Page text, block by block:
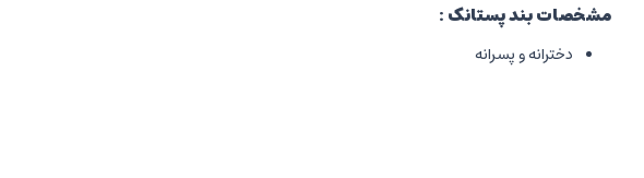
مشخصات بند پستانک :
دخترانه و پسرانه